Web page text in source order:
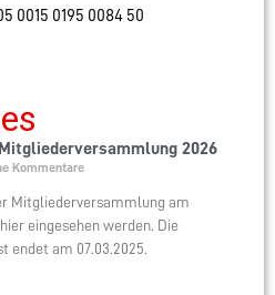
0015 0195 0084 50
2026
Kommentare
Mitgliederversammlung am
eingesehen werden. Die
endet am 07.03.2025.